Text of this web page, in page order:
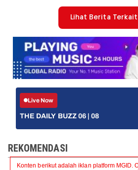
Lihat Berita Terkait
Live Now
THE DAILY BUZZ 06 | 08